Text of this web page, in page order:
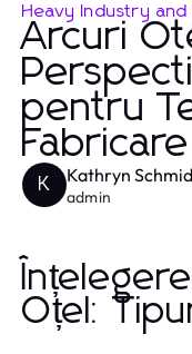
Heavy Industry and
Arcuri
pentru
K Kathryn
admin
Oțel: